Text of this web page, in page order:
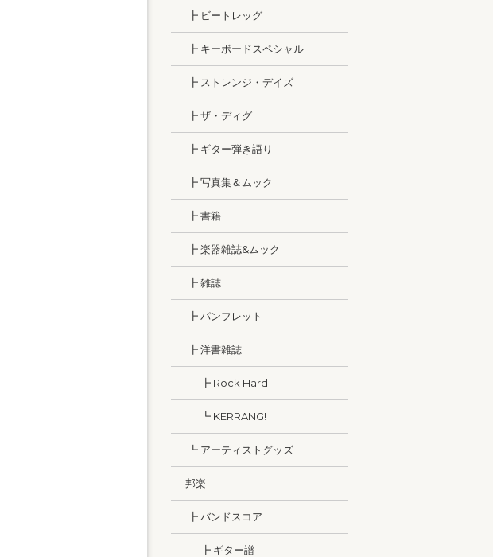
┣ ビートレッグ
┣ キーボードスペシャル
┣ ストレンジ・デイズ
┣ ザ・ディグ
┣ ギター弾き語り
┣ 写真集＆ムック
┣ 書籍
┣ 楽器雑誌&ムック
┣ 雑誌
┣ パンフレット
┣ 洋書雑誌
┣ Rock Hard
┗ KERRANG!
┗ アーティストグッズ
邦楽
┣ バンドスコア
┣ ギター譜